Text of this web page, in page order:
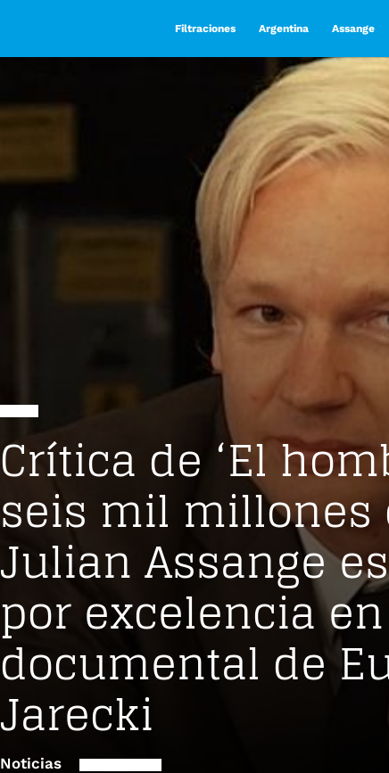
Filtraciones Argentina Assange
Crítica de ‘El
seis mil millones
Julian Assange
por excelencia
documental de
Jarecki
Noticias